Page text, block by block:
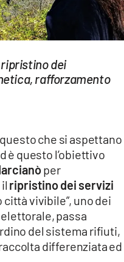
dei
rafforzamento
che si aspettano
è questo l’obiettivo
per
ripristino dei servizi
città vivibile”, uno dei
passa
del sistema rifiuti,
differenziata ed